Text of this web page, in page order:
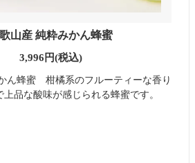
山産 純粋みかん蜂蜜
3,996円(税込)
ん蜂蜜 柑橘系のフルーティーな香り
品な酸味が感じられる蜂蜜です。